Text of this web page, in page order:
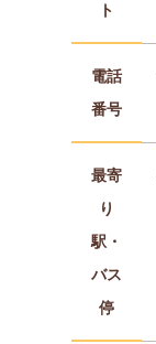
ト
電話
番号
最寄
り
駅・
バス
停